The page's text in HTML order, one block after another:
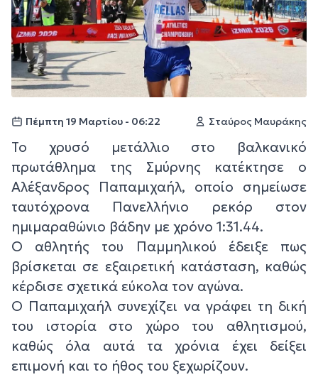
Πέμπτη 19 Μαρτίου - 06:22 Σταύρος Μαυράκης
Το χρυσό μετάλλιο στο βαλκανικό
πρωτάθλημα της Σμύρνης κατέκτησε ο
Αλέξανδρος Παπαμιχαήλ, οποίο σημείωσε
ταυτόχρονα Πανελλήνιο ρεκόρ στον
ημιμαραθώνιο βάδην με χρόνο 1:31.44.
Ο αθλητής του Παμμηλικού έδειξε πως
βρίσκεται σε εξαιρετική κατάσταση, καθώς
κέρδισε σχετικά εύκολα τον αγώνα.
Ο Παπαμιχαήλ συνεχίζει να γράφει τη δική
του ιστορία στο χώρο του αθλητισμού,
καθώς όλα αυτά τα χρόνια έχει δείξει
επιμονή και το ήθος του ξεχωρίζουν.